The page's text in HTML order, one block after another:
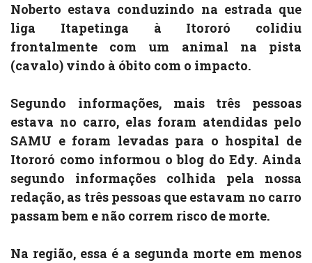
Noberto estava conduzindo na estrada que
liga Itapetinga à Itororó colidiu
frontalmente com um animal na pista
(cavalo) vindo à óbito com o impacto.
Segundo informações, mais três pessoas
estava no carro, elas foram atendidas pelo
SAMU e foram levadas para o hospital de
Itororó como informou o blog do Edy. Ainda
segundo informações colhida pela nossa
redação, as três pessoas que estavam no carro
passam bem e não correm risco de morte.
Na região, essa é a segunda morte em menos